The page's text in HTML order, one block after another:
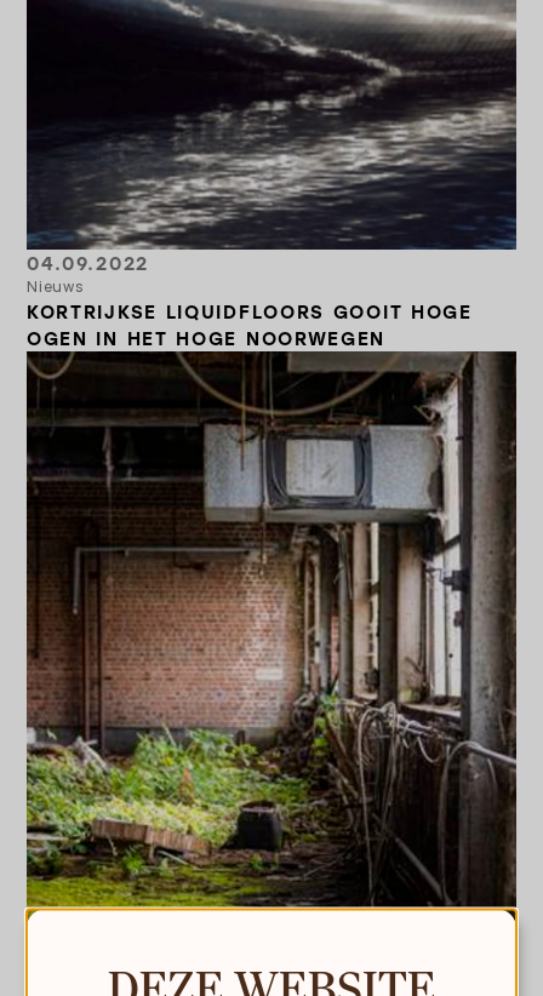
KORTRIJKSE LIQUIDFLOORS GOOIT HOGE
OGEN IN HET HOGE NOORWEGEN
04.09.2022
Nieuws